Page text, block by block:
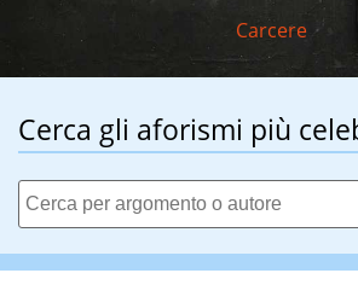
Carcere
Cerca gli aforismi più